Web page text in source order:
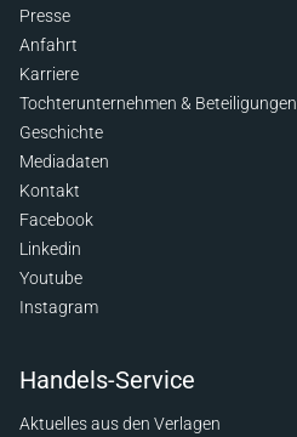
Presse
Anfahrt
Karriere
Tochterunternehmen & Beteiligungen
Geschichte
Mediadaten
Kontakt
Facebook
Linkedin
Youtube
Instagram
Handels-Service
Aktuelles aus den Verlagen